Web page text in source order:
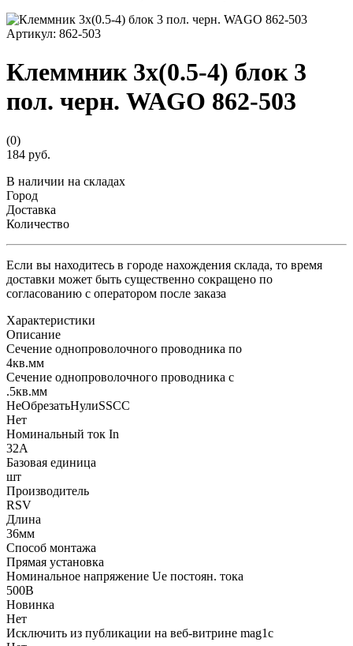
Артикул: 862-503
Клеммник 3х(0.5-4) блок 3
пол. черн. WAGO 862-503
(0)
184 руб.
В наличии на складах
Город
Доставка
Количество
Если вы находитесь в городе нахождения склада, то время
доставки может быть существенно сокращено по
согласованию с оператором после заказа
Характеристики
Описание
Сечение однопроволочного проводника по
4кв.мм
Сечение однопроволочного проводника с
.5кв.мм
НеОбрезатьНулиSSCC
Нет
Номинальный ток In
32А
Базовая единица
шт
Производитель
RSV
Длина
36мм
Способ монтажа
Прямая установка
Номинальное напряжение Ue постоян. тока
500В
Новинка
Нет
Исключить из публикации на веб-витрине mag1c